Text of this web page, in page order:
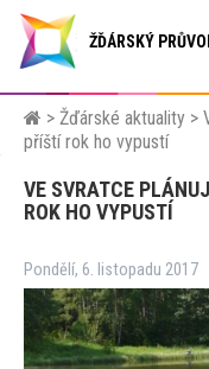
ŽĎÁRSKÝ
> Žďárské aktuality >
příští rok ho vypustí
VE SVRATCE
ROK HO VYPUSTÍ
Pondělí, 6. listopadu 2017